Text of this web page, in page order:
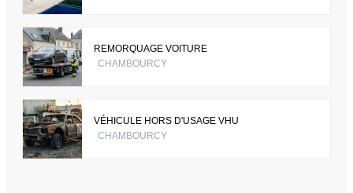
REMORQUAGE VOITURE
CHAMBOURCY
VÉHICULE HORS D'USAGE VHU
CHAMBOURCY